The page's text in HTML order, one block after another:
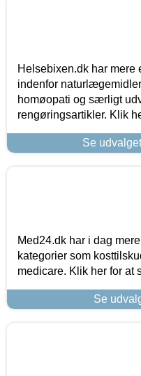
Helsebixen.dk har mere
indenfor
homøopati og særligt
rengøringsartikler. Klik
Se
Med24.dk har i dag
kategorier som
medicare. Klik her for at
Se